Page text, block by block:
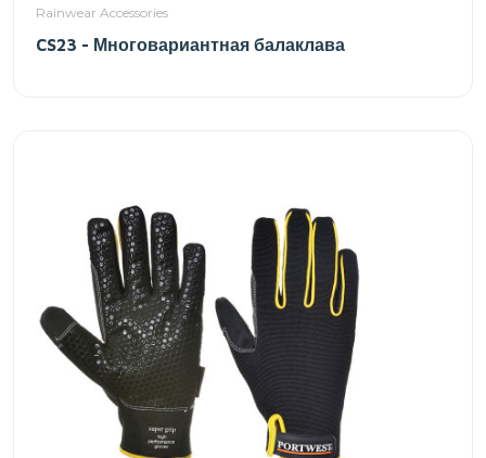
Rainwear Accessories
CS23 - Многовариантная балаклава